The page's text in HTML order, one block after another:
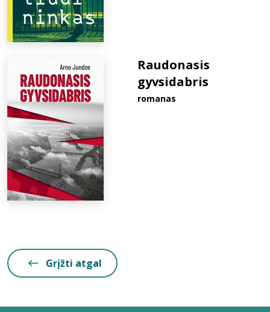
Raudonasis
gyvsidabris
romanas
Grįžti atgal